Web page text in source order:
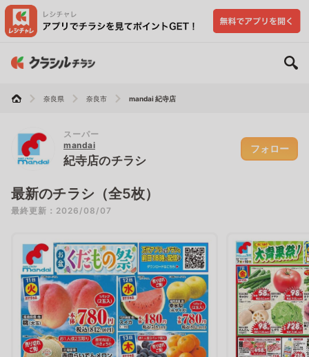
奈良県 奈良市 mandai 紀寺店
スーパー
mandai
紀寺店のチラシ
フォロー
最新のチラシ（全5枚）
最終更新：2026/08/07